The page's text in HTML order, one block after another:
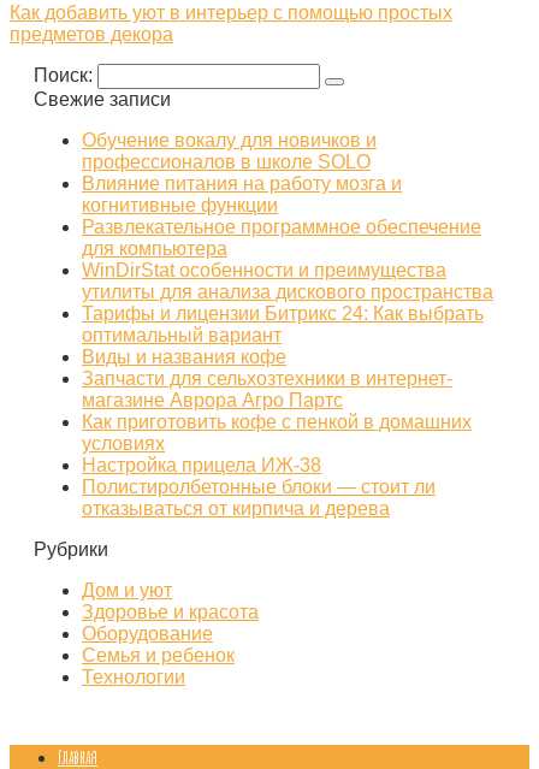
Как добавить уют в интерьер с помощью простых
предметов декора
Поиск:
Свежие записи
Обучение вокалу для новичков и
профессионалов в школе SOLO
Влияние питания на работу мозга и
когнитивные функции
Развлекательное программное обеспечение
для компьютера
WinDirStat особенности и преимущества
утилиты для анализа дискового пространства
Тарифы и лицензии Битрикс 24: Как выбрать
оптимальный вариант
Виды и названия кофе
Запчасти для сельхозтехники в интернет-
магазине Аврора Агро Партс
Как приготовить кофе с пенкой в домашних
условиях
Настройка прицела ИЖ‑38
Полистиролбетонные блоки — стоит ли
отказываться от кирпича и дерева
Рубрики
Дом и уют
Здоровье и красота
Оборудование
Семья и ребенок
Технологии
Главная